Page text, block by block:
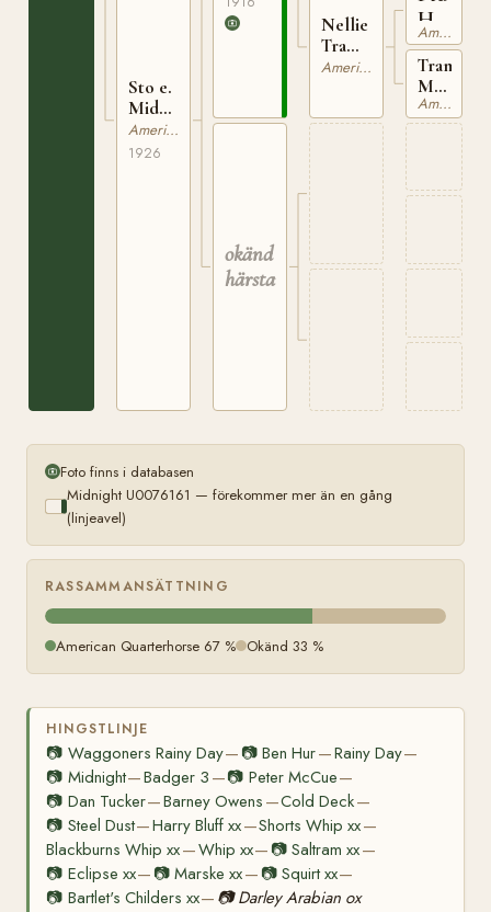
Sto e.
Midnight
U0074950
American Quarterhorse
1926
okänd
härstamning
Nellie
Trammell
U0075539
American Quarterhorse
Hart
American Quarterhorse
Trammell
Mare
American Quarterhorse
Foto finns i databasen
Midnight U0076161 — förekommer mer än en gång
(linjeavel)
RASSAMMANSÄTTNING
American Quarterhorse 67 % Okänd 33 %
HINGSTLINJE
📷 Waggoners Rainy Day— 📷Ben Hur—Rainy Day—
📷 Midnight—Badger 3 —📷 Peter McCue—
📷 Dan Tucker—Barney Owens —Cold Deck—
📷 Steel Dust—Harry Bluff xx—Shorts Whip xx—
Blackburns Whip xx—Whip xx— 📷Saltram xx—
📷 Eclipse xx— 📷Marske xx— 📷 Squirt xx—
📷 Bartlet's Childers xx— 📷 Darley Arabian ox